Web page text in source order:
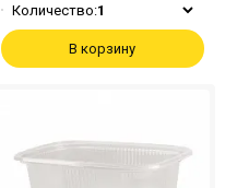
Количество:1
В корзину